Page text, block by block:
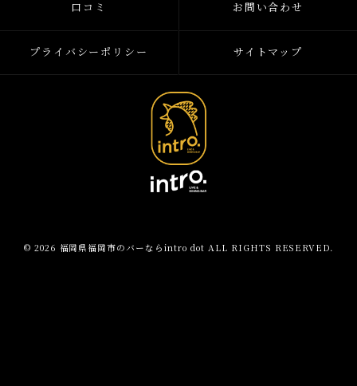
口コミ お問い合わせ
プライバシーポリシー サイトマップ
© 2026 福岡県福岡市のバーならintro dot ALL RIGHTS RESERVED.